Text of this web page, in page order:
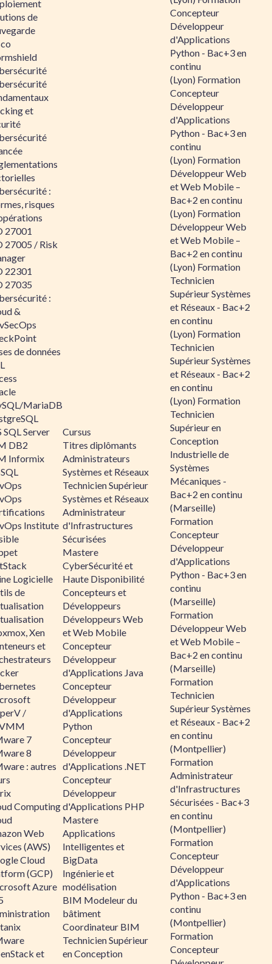
de
et
:
risques
27001
27005 / Risk
22301
27035
:
&
de données
MariaDB
SQL Server
DB2
Informix
Institute
Logicielle
de
Xen
et
/
7
8
: autres
Computing
Web
(AWS)
Cloud
(GCP)
Azure
et
Cursus
Titres diplômants
Administrateurs
Systèmes et Réseaux
Technicien Supérieur
Systèmes et Réseaux
Administrateur
d'Infrastructures
Sécurisées
Mastere
CyberSécurité et
Haute Disponibilité
Concepteurs et
Développeurs
Développeurs Web
et Web Mobile
Concepteur
Développeur
d'Applications Java
Concepteur
Développeur
d'Applications
Python
Concepteur
Développeur
d'Applications .NET
Concepteur
Développeur
d'Applications PHP
Mastere
Applications
Intelligentes et
BigData
Ingénierie et
modélisation
BIM Modeleur du
bâtiment
Coordinateur BIM
Technicien Supérieur
en Conception
Concepteur
Développeur
d'Applications
Python - Bac+3 en
continu
(Lyon) Formation
Concepteur
Développeur
d'Applications
Python - Bac+3 en
continu
(Lyon) Formation
Développeur Web
et Web Mobile –
Bac+2 en continu
(Lyon) Formation
Développeur Web
et Web Mobile –
Bac+2 en continu
(Lyon) Formation
Technicien
Supérieur Systèmes
et Réseaux - Bac+2
en continu
(Lyon) Formation
Technicien
Supérieur Systèmes
et Réseaux - Bac+2
en continu
(Lyon) Formation
Technicien
Supérieur en
Conception
Industrielle de
Systèmes
Mécaniques -
Bac+2 en continu
(Marseille)
Formation
Concepteur
Développeur
d'Applications
Python - Bac+3 en
continu
(Marseille)
Formation
Développeur Web
et Web Mobile –
Bac+2 en continu
(Marseille)
Formation
Technicien
Supérieur Systèmes
et Réseaux - Bac+2
en continu
(Montpellier)
Formation
Administrateur
d'Infrastructures
Sécurisées - Bac+3
en continu
(Montpellier)
Formation
Concepteur
Développeur
d'Applications
Python - Bac+3 en
continu
(Montpellier)
Formation
Concepteur